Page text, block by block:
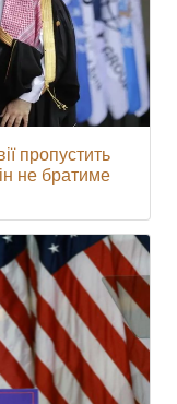
пропустить
не братиме